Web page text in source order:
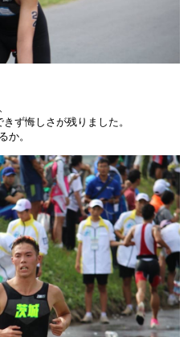
ず悔しさが残りました。
か。